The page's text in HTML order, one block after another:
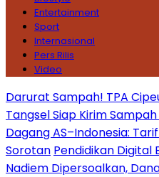
Entertainment
Sport
Internasional
Pers Rilis
Video
Darurat Sampah! TPA
Tangsel Siap Kirim
Dagang AS–Indonesia:
Sorotan Pendidikan Digital
Nadiem Dipersoalkan,